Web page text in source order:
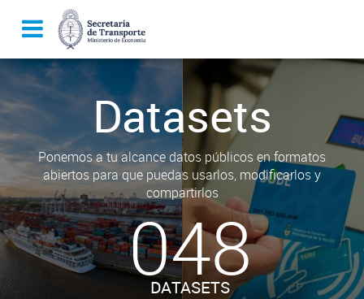
Datasets
Ponemos a tu alcance datos públicos en formatos
abiertos para que puedas usarlos, modificarlos y
compartirlos
048
DATASETS